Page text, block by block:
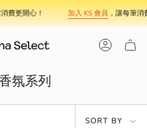
費更開心！ 加入 KS 會員，讓每筆消
Account
氛系列
SORT BY